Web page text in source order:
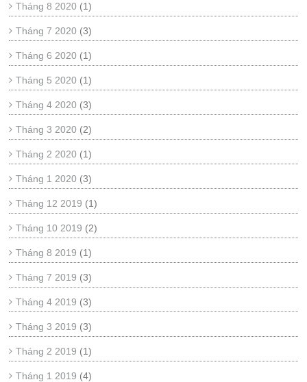
Tháng 8 2020 (1)
Tháng 7 2020 (3)
Tháng 6 2020 (1)
Tháng 5 2020 (1)
Tháng 4 2020 (3)
Tháng 3 2020 (2)
Tháng 2 2020 (1)
Tháng 1 2020 (3)
Tháng 12 2019 (1)
Tháng 10 2019 (2)
Tháng 8 2019 (1)
Tháng 7 2019 (3)
Tháng 4 2019 (3)
Tháng 3 2019 (3)
Tháng 2 2019 (1)
Tháng 1 2019 (4)